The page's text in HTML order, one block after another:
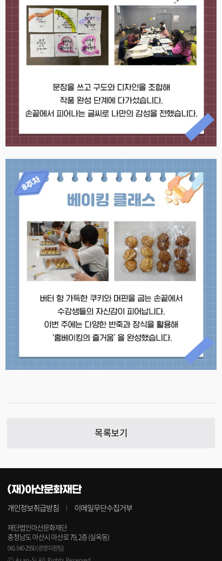
목록보기
(재)아산문화재단
개인정보취급방침 이메일무단수집거부
재단법인아산문화재단
충청남도 아산시 아산로 79, 2층 (실옥동)
041-540-2550 (경영지원팀)